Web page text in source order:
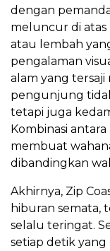
dengan
meluncur di
atau lembah
pengalaman
alam yang tersaji
pengunjung
tetapi juga
Kombinasi
membuat
dibandingkan
Akhirnya, Zip
hiburan semata,
selalu teringat.
setiap detik yang